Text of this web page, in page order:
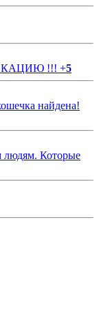
!!! +5
найдена!
людям. Которые